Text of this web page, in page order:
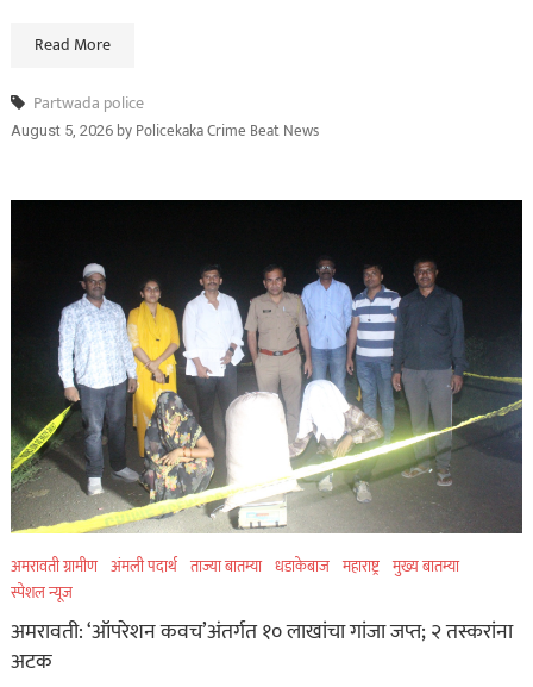
Read More
Partwada police
August 5, 2026byPolicekaka Crime Beat News
अमरावती ग्रामीण अंमली पदार्थ ताज्या बातम्या धडाकेबाज महाराष्ट्र मुख्य बातम्या
स्पेशल न्यूज
अमरावती: ‘ऑपरेशन कवच’अंतर्गत १० लाखांचा गांजा जप्त; २ तस्करांना
अटक